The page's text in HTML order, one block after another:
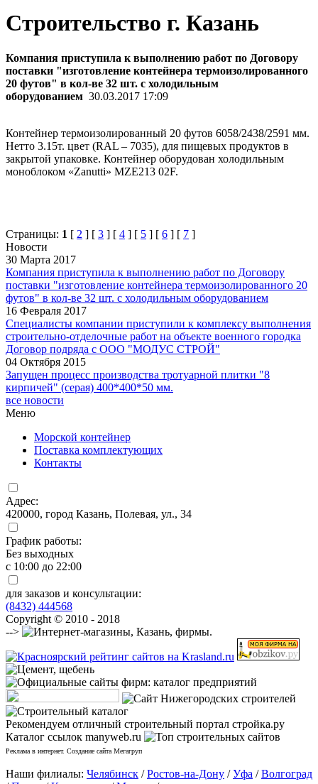
Строительство г. Казань
Компания приступила к выполнению работ по Договору
поставки "изготовление контейнера термоизолированного
20 футов" в кол-ве 32 шт. с холодильным
оборудованием 30.03.2017 17:09
Контейнер термоизолированный 20 футов 6058/2438/2591 мм.
Нетто 3.15т. цвет (RAL – 7035), для пищевых продуктов в
закрытой упаковке. Контейнер оборудован холодильным
моноблоком «Zanutti» MZE213 02F.
Страницы: 1 [ 2 ] [ 3 ] [ 4 ] [ 5 ] [ 6 ] [ 7 ]
Новости
30 Марта 2017
Компания приступила к выполнению работ по Договору
поставки "изготовление контейнера термоизолированного 20
футов" в кол-ве 32 шт. с холодильным оборудованием
16 Февраля 2017
Специалисты компании приступили к комплексу выполнения
строительно-отделочные работ на объекте военного городка
Договор подряда с ООО "МОДУС СТРОЙ"
04 Октября 2015
Запущен процесс производства тротуарной плитки "8
кирпичей" (серая) 400*400*50 мм.
все новости
Меню
Морской контейнер
Поставка комплектующих
Контакты
Адрес:
420000, город Казань, Полевая, ул., 34
График работы:
Без выходных
с 10:00 до 22:00
для заказов и консультации:
(8432) 444568
Copyright © 2010 - 2018
-->
Рекомендуем отличный строительный портал стройка.ру
Каталог ссылок manyweb.ru
Реклама в интернет. Создание сайта Мегагруп
Наши филиалы: Челябинск /Ростов-на-Дону /Уфа /Волгоград